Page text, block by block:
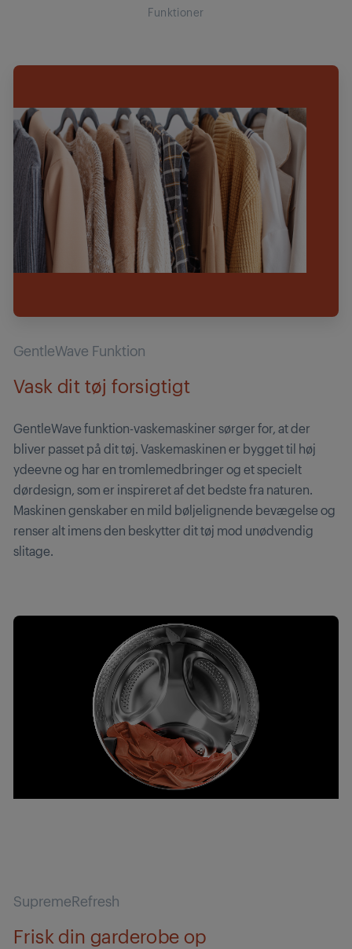
Funktioner
GentleWave Funktion
Vask dit tøj forsigtigt
GentleWave funktion-vaskemaskiner sørger for, at der
bliver passet på dit tøj. Vaskemaskinen er bygget til høj
ydeevne og har en tromlemedbringer og et specielt
dørdesign, som er inspireret af det bedste fra naturen.
Maskinen genskaber en mild bøljelignende bevægelse og
renser alt imens den beskytter dit tøj mod unødvendig
slitage.
SupremeRefresh
Frisk din garderobe op